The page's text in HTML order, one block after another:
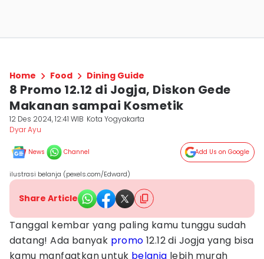
Home Food Dining Guide
8 Promo 12.12 di Jogja, Diskon Gede
Makanan sampai Kosmetik
12 Des 2024, 12:41 WIB Kota Yogyakarta
Dyar Ayu
News Channel Add Us on Google
ilustrasi belanja (pexels.com/Edward)
Share Article
Tanggal kembar yang paling kamu tunggu sudah
datang! Ada banyak promo 12.12 di Jogja yang bisa
kamu manfaatkan untuk belanja lebih murah